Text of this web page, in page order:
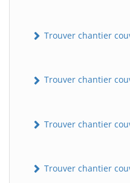
Trouver chantier
Trouver chantier
Trouver chantier
Trouver chantier